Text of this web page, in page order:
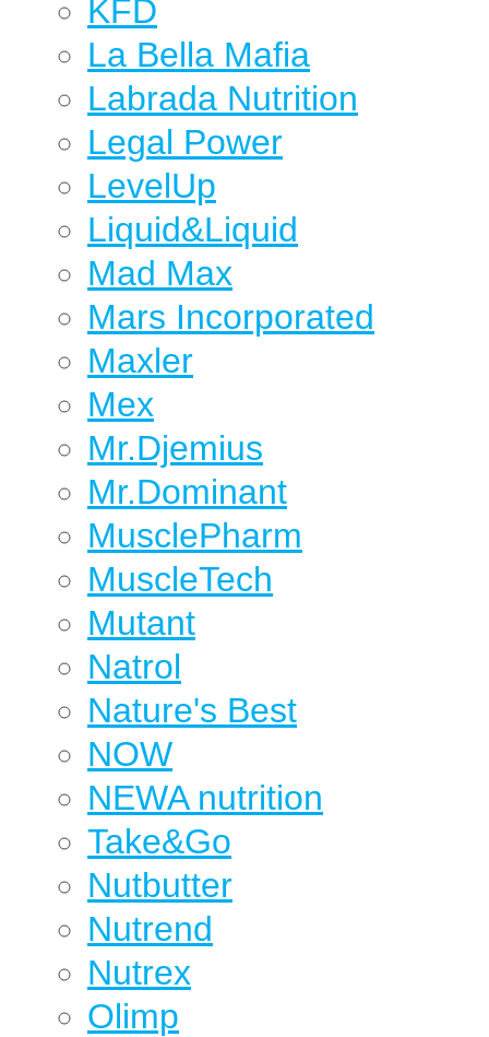
KFD
La Bella Mafia
Labrada Nutrition
Legal Power
LevelUp
Liquid&Liquid
Mad Max
Mars Incorporated
Maxler
Mex
Mr.Djemius
Mr.Dominant
MusclePharm
MuscleTech
Mutant
Natrol
Nature's Best
NOW
NEWA nutrition
Take&Go
Nutbutter
Nutrend
Nutrex
Olimp